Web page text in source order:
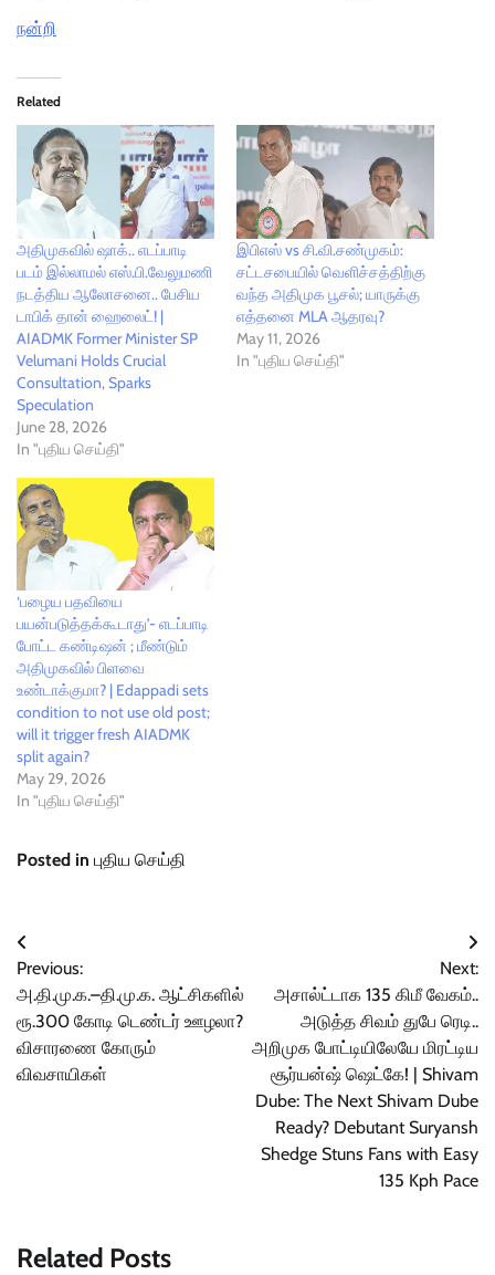
நன்றி
Related
அதிமுகவில் ஷாக்.. எடப்பாடி
படம் இல்லாமல் எஸ்.பி.வேலுமணி
நடத்திய ஆலோசனை.. பேசிய
டாபிக் தான் ஹைலைட்! |
AIADMK Former Minister SP
Velumani Holds Crucial
Consultation, Sparks
Speculation
June 28, 2026
In "புதிய செய்தி"
இபிஎஸ் vs சி.வி.சண்முகம்:
சட்டசபையில் வெளிச்சத்திற்கு
வந்த அதிமுக பூசல்; யாருக்கு
எத்தனை MLA ஆதரவு?
May 11, 2026
In "புதிய செய்தி"
‘பழைய பதவியை
பயன்படுத்தக்கூடாது’- எடப்பாடி
போட்ட கண்டிஷன் ; மீண்டும்
அதிமுகவில் பிளவை
உண்டாக்குமா? | Edappadi sets
condition to not use old post;
will it trigger fresh AIADMK
split again?
May 29, 2026
In "புதிய செய்தி"
Posted in புதிய செய்தி
Post
navigation
Previous:
அ.தி.மு.க.–தி.மு.க. ஆட்சிகளில்
ரூ.300 கோடி டெண்டர் ஊழலா?
விசாரணை கோரும்
விவசாயிகள்
Next:
அசால்ட்டாக 135 கிமீ வேகம்..
அடுத்த சிவம் துபே ரெடி..
அறிமுக போட்டியிலேயே மிரட்டிய
சூர்யன்ஷ் ஷெட்கே! | Shivam
Dube: The Next Shivam Dube
Ready? Debutant Suryansh
Shedge Stuns Fans with Easy
135 Kph Pace
Related Posts